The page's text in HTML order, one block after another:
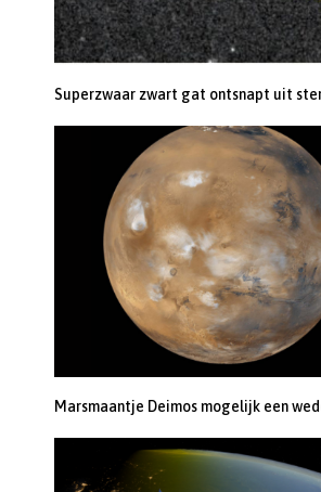
Superzwaar zwart gat ontsnapt uit
Marsmaantje Deimos mogelijk een